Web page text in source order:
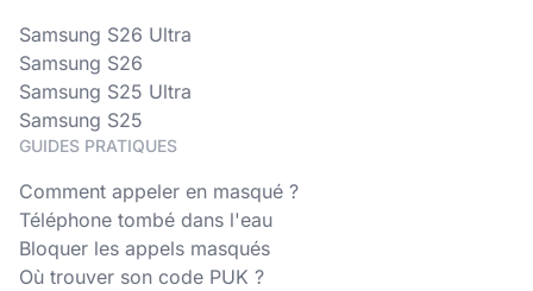
Samsung S26 Ultra
Samsung S26
Samsung S25 Ultra
Samsung S25
GUIDES PRATIQUES
Comment appeler en masqué ?
Téléphone tombé dans l'eau
Bloquer les appels masqués
Où trouver son code PUK ?